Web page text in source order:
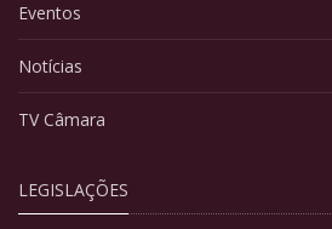
Eventos
Notícias
TV Câmara
LEGISLAÇÕES